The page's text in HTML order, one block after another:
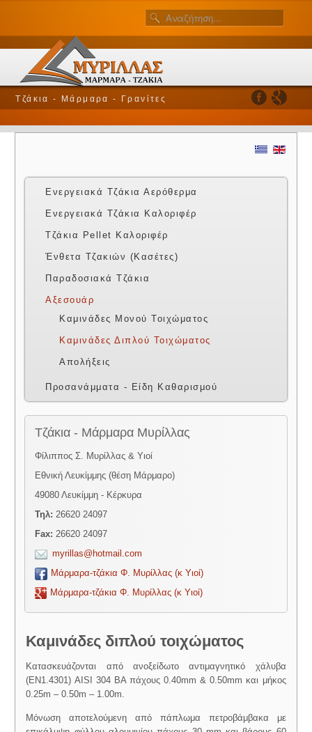
Τζάκια - Μάρμαρα - Γρανίτες
Ενεργειακά Τζάκια Αερόθερμα
Ενεργειακά Τζάκια Καλοριφέρ
Τζάκια Pellet Καλοριφέρ
Ένθετα Τζακιών (Κασέτες)
Παραδοσιακά Τζάκια
Αξεσουάρ
Καμινάδες Μονού Τοιχώματος
Καμινάδες Διπλού Τοιχώματος
Απολήξεις
Προσανάμματα - Είδη Καθαρισμού
Τζάκια - Μάρμαρα Μυρίλλας
Φίλιππος Σ. Μυρίλλας & Υιοί
Εθνική Λευκίμμης (θέση Μάρμαρο)
49080 Λευκίμμη - Κέρκυρα
Τηλ:26620 24097
Fax:26620 24097
myrillas@hotmail.com
Μάρμαρα-τζάκια Φ. Μυρίλλας (κ Υιοί)
Μάρμαρα-τζάκια Φ. Μυρίλλας (κ Υιοί)
Καμινάδες διπλού τοιχώματος
Κατασκευάζονται από ανοξείδωτο αντιμαγνητικό χάλυβα
(EN1.4301) ΑΙSI 304 BA πάχους 0.40mm & 0.50mm και μήκος
0.25m – 0.50m – 1.00m.
Μόνωση αποτελούμενη από πάπλωμα πετροβάμβακα με